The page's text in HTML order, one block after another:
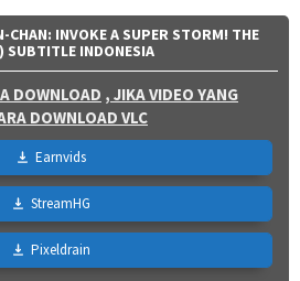
CHAN: INVOKE A SUPER STORM! THE
SUBTITLE INDONESIA
DOWNLOAD , JIKA VIDEO YANG
DOWNLOAD VLC
Earnvids
StreamHG
Pixeldrain